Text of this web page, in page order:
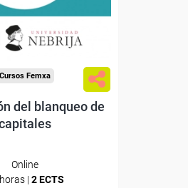
titulación
segura
Cursos Femxa
del blanqueo de
Online
| 2 ECTS